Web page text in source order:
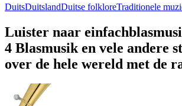
DuitsDuitslandDuitse folkloreTraditionele
Luister naar
4 Blasmusik en vele andere
over de hele wereld met de